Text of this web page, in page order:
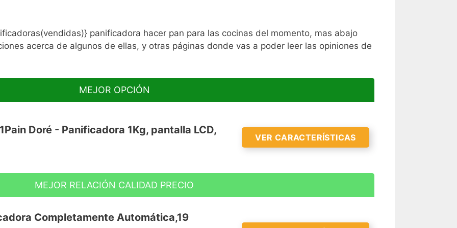
panificadora hacer pan para las cocinas del momento, mas abajo
acerca de algunos de ellas, y otras páginas donde vas a poder leer las opiniones de
MEJOR OPCIÓN
Doré - Panificadora 1Kg, pantalla LCD,
VER CARACTERÍSTICAS
para hacer delicioso pan casero,
MEJOR RELACIÓN CALIDAD PRECIO
Completamente Automática,19